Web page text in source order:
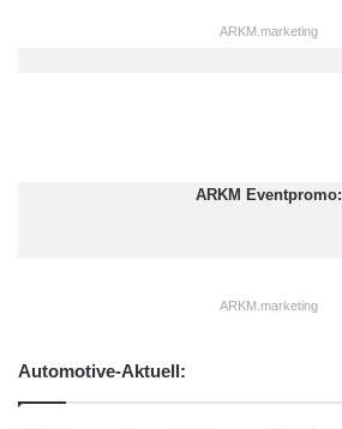
ARKM.marketing
ARKM Eventpromo:
ARKM.marketing
Automotive-Aktuell: